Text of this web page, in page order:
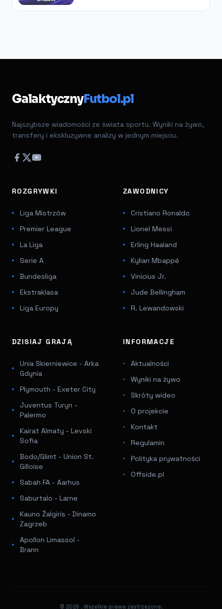
GalaktycznyFutbol.pl
Najszybsze wiadomości ze świata sportu. Wyniki na żywo,
transfery i ekskluzywne analizy w jednym miejscu.
ROZGRYWKI
Liga Mistrzów
Premier League
La Liga
Serie A
Bundesliga
Ekstraklasa
Liga Europy
ZAWODNICY
Cristiano Ronaldo
Lionel Messi
Erling Haaland
Kylian Mbappé
Vinicius Jr.
Jude Bellingham
R. Lewandowski
DZISIAJ GRAJĄ
Unia Skierniewice - Arka
Gdynia
Plymouth - Exeter City
Juventus Turyn -
Palermo
Kairat Almaty - Levski
Sofia
Bodo/Glimt - Union St.
Gilloise
Sabah FA - Aarhus
Saburtalo - Larne
Kauno Žalgiris - Dinamo
Zagrzeb
Apollon Limassol -
Brann
INFORMACJE
Aktualności
Wyniki na żywo
Skróty wideo
O projekcie
Kontakt
Regulamin
Polityka prywatności
Offside.pl
© 2026 . Wszelkie prawa zastrzeżone.